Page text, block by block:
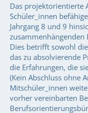
Das projektorientierte
Schüler_innen
Jahrgang 8 und 9
zusammenhängenden
Dies betrifft sowohl
das zu absolvierende
die Erfahrungen, die
(Kein Abschluss ohne
Mitschüler_innen
vorher vereinbarten